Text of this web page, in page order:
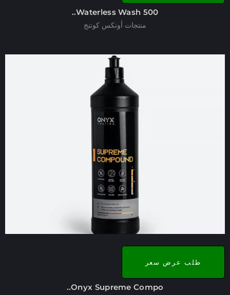
Waterless Wash 500..
منتجات أونكس كوتنج
طلب عرض سعر
Onyx Supreme Compo..